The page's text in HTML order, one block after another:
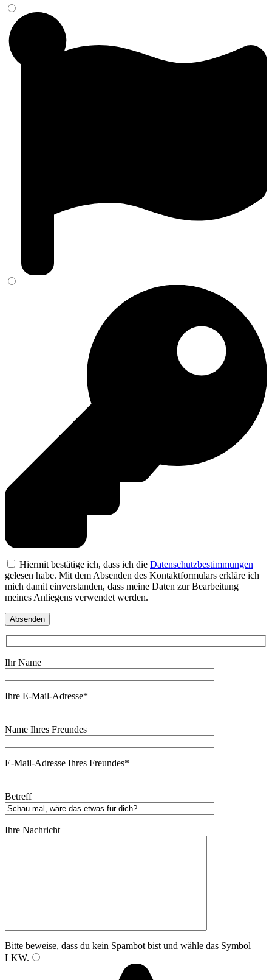
Hiermit bestätige ich, dass ich die Datenschutzbestimmungen
gelesen habe. Mit dem Absenden des Kontaktformulars erkläre ich
mich damit einverstanden, dass meine Daten zur Bearbeitung
meines Anliegens verwendet werden.
Ihr Name
Ihre E-Mail-Adresse*
Name Ihres Freundes
E-Mail-Adresse Ihres Freundes*
Betreff
Ihre Nachricht
Bitte beweise, dass du kein Spambot bist und wähle das Symbol
LKW.